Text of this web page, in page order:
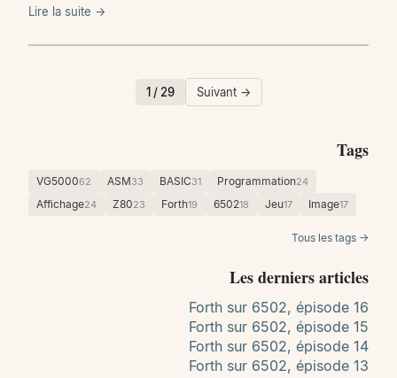
Lire la suite →
1 / 29 Suivant →
Tags
VG500062 ASM33 BASIC31 Programmation24
Affichage24 Z8023 Forth19 650218 Jeu17 Image17
Tous les tags →
Les derniers articles
Forth sur 6502, épisode 16
Forth sur 6502, épisode 15
Forth sur 6502, épisode 14
Forth sur 6502, épisode 13